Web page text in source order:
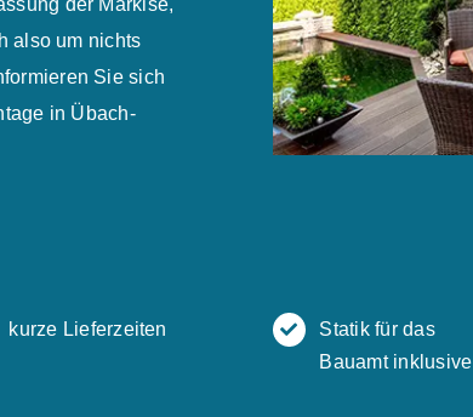
der Markise,
also um nichts
Sie sich
in Übach-
kurze Lieferzeiten
Statik für das
Bauamt inklusive